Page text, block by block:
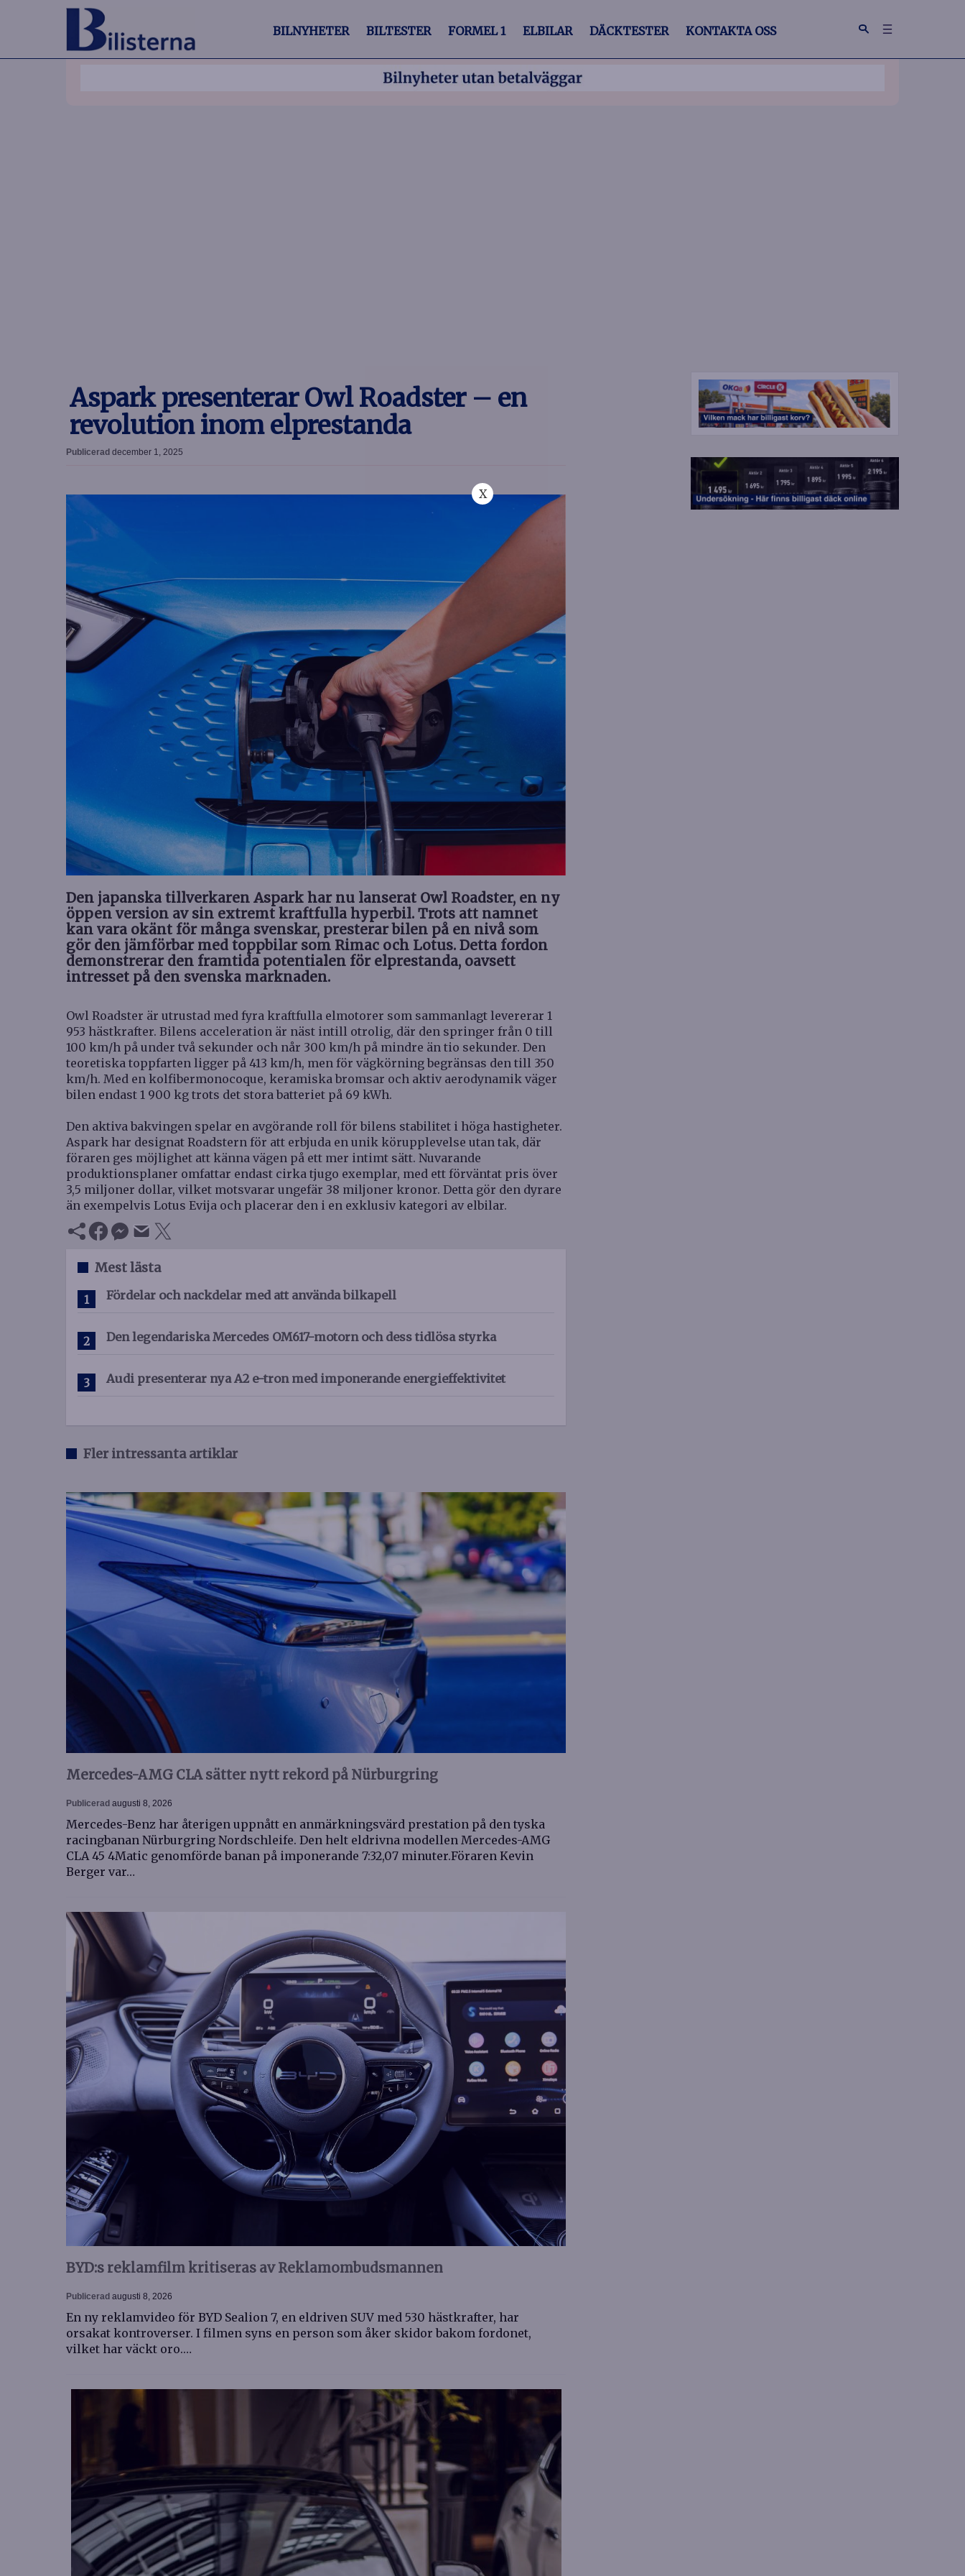
X
BILNYHETER BILTESTER FORMEL 1 ELBILAR DÄCKTESTER KONTAKTA OSS
Aspark presenterar Owl Roadster – en
revolution inom elprestanda
Publicerad december 1, 2025
Den japanska tillverkaren Aspark har nu lanserat Owl Roadster, en ny
öppen version av sin extremt kraftfulla hyperbil. Trots att namnet
kan vara okänt för många svenskar, presterar bilen på en nivå som
gör den jämförbar med toppbilar som Rimac och Lotus. Detta fordon
demonstrerar den framtida potentialen för elprestanda, oavsett
intresset på den svenska marknaden.
Owl Roadster är utrustad med fyra kraftfulla elmotorer som sammanlagt levererar 1
953 hästkrafter. Bilens acceleration är näst intill otrolig, där den springer från 0 till
100 km/h på under två sekunder och når 300 km/h på mindre än tio sekunder. Den
teoretiska toppfarten ligger på 413 km/h, men för vägkörning begränsas den till 350
km/h. Med en kolfibermonocoque, keramiska bromsar och aktiv aerodynamik väger
bilen endast 1 900 kg trots det stora batteriet på 69 kWh.
Den aktiva bakvingen spelar en avgörande roll för bilens stabilitet i höga hastigheter.
Aspark har designat Roadstern för att erbjuda en unik körupplevelse utan tak, där
föraren ges möjlighet att känna vägen på ett mer intimt sätt. Nuvarande
produktionsplaner omfattar endast cirka tjugo exemplar, med ett förväntat pris över
3,5 miljoner dollar, vilket motsvarar ungefär 38 miljoner kronor. Detta gör den dyrare
än exempelvis Lotus Evija och placerar den i en exklusiv kategori av elbilar.
Mest lästa
Fördelar och nackdelar med att använda bilkapell
Den legendariska Mercedes OM617-motorn och dess tidlösa styrka
Audi presenterar nya A2 e-tron med imponerande energieffektivitet
Fler intressanta artiklar
Mercedes-AMG CLA sätter nytt rekord på Nürburgring
Publicerad augusti 8, 2026
Mercedes-Benz har återigen uppnått en anmärkningsvärd prestation på den tyska
racingbanan Nürburgring Nordschleife. Den helt eldrivna modellen Mercedes-AMG
CLA 45 4Matic genomförde banan på imponerande 7:32,07 minuter.Föraren Kevin
Berger var…
BYD:s reklamfilm kritiseras av Reklamombudsmannen
Publicerad augusti 8, 2026
En ny reklamvideo för BYD Sealion 7, en eldriven SUV med 530 hästkrafter, har
orsakat kontroverser. I filmen syns en person som åker skidor bakom fordonet,
vilket har väckt oro.…